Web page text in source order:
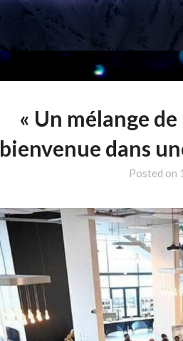
« Un mélange
bienvenue dans
Posted on